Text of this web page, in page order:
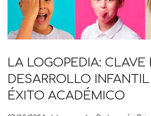
LA LOGOPEDIA: CLAVE
DESARROLLO
ÉXITO ACADÉMICO